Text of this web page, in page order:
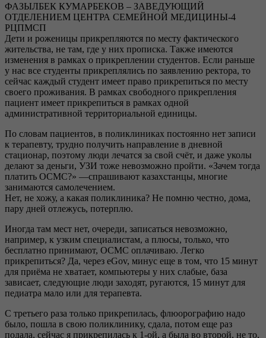
ФАЗЫЛБЕК КУМАРБЕКОВ – ЗАВЕДУЮЩИЙ
ОТДЕЛЕНИЕМ ЦЕНТРА СЕМЕЙНОЙ МЕДИЦИНЫ-4
РЦПМСП
Дети и роженицы прикрепляются по месту фактического
жительства, не там, где у них прописка. Также имеются
изменения в рамках о прикреплении студентов. Если раньше
у нас все студенты прикреплялись по заявлению ректора, то
сейчас каждый студент имеет право прикрепиться по месту
своего проживания. В рамках свободного прикрепления
пациент имеет прикрепиться в рамках одной
административной территориальной единицы.
По словам пациентов, в поликлиниках постоянно нет записи
к терапевту, трудно получить направление в дневной
стационар, поэтому люди лечатся за свой счёт, и даже уколы
делают за деньги, УЗИ тоже невозможно пройти. «Зачем тогда
платить ОСМС?» —спрашивают казахстанцы, многие
занимаются самолечением.
Нет, не хожу, а какая поликлиника? Не помню честно, дома,
пару дней отлежусь, потерплю.
Иногда там мест нет, очереди, записаться невозможно,
например, к узким специалистам, а плюсы, только, что
бесплатно принимают, ОСМС оплачиваю. Легко
прикрепиться? Да, через eGov, минус еще в том, что 15 минут
для приёма не хватает, компьютеры у них слабые, база
зависает, следующие люди заходят, ругаются, 15 минут для
педиатра мало или для терапевта.
С третьего раза только прикрепилась, флюорографию надо
было, пошла в свою поликлинику, сдала, потом еще раз
подала, сейчас я прикрепилась к 1-ой, а была во второй, не то,